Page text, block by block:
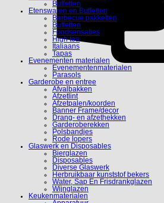
Buffetten
Etenswaren en Buffetten
Barbecue pakketten
Buffetten
Foodsensaties
High tea
Italiaans
Tapas
Evenementen materialen
Evenementenmaterialen
Parasols
Garderobe en entree
Afvalbakken
Afzetlint
Afzetpalen/koorden
Banner Frame/decor
Drang- en afzethekken
Garderoberekken
Polsbandjes
Rode lopers
Glaswerk en Disposables
Bierglazen
Disposables
Diverse Glaswerk
Herbruikbaar kunststof bekers
Water, Sap En Frisdrankglazen
Wijnglazen
Keukenmaterialen